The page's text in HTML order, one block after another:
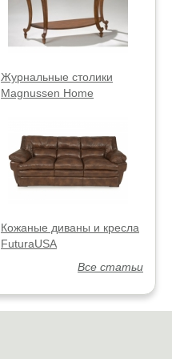
Журнальные столики
Magnussen Home
Кожаные диваны и кресла
FuturaUSA
Все статьи